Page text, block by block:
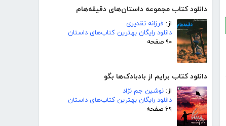
دانلود کتاب مجموعه داستان‌های دقیقه‌هام
از: فرزانه تقدیری
دانلود رایگان بهترین کتاب‌های داستان
۹۰ صفحه
دانلود کتاب برایم از بادبادک‌ها بگو
از: نوشین جم نژاد
دانلود رایگان بهترین کتاب‌های داستان
۶۹ صفحه